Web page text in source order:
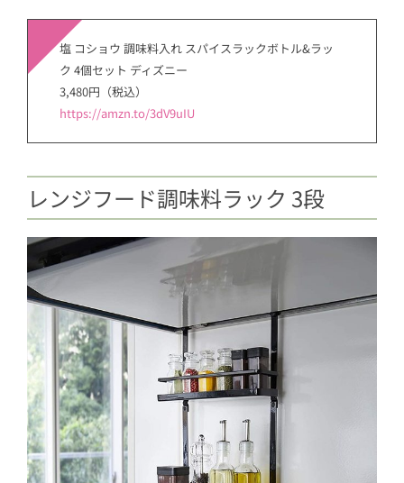
塩 コショウ 調味料入れ スパイスラックボトル&ラッ
ク 4個セット ディズニー
3,480円（税込）
https://amzn.to/3dV9uIU
レンジフード調味料ラック 3段